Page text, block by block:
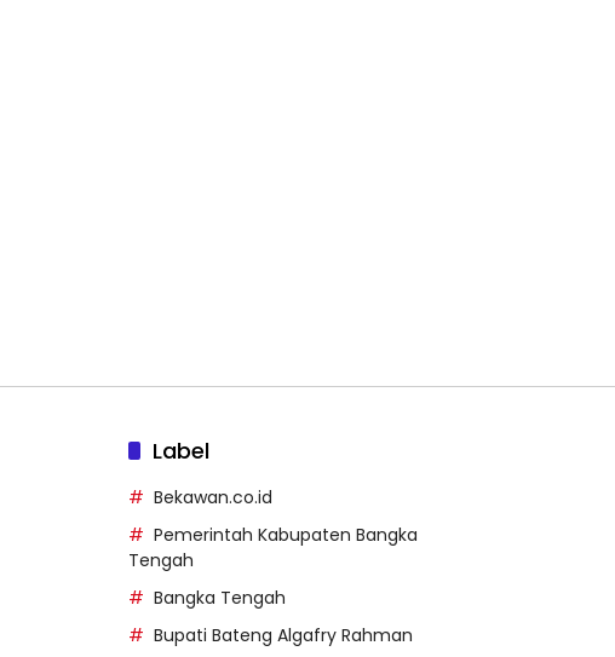
Label
Bekawan.co.id
Pemerintah Kabupaten Bangka
Tengah
Bangka Tengah
Bupati Bateng Algafry Rahman